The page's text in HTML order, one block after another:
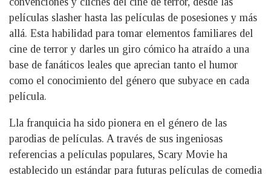
películas slasher hasta las películas de posesiones y más
allá. Esta habilidad para tomar elementos familiares del
cine de terror y darles un giro cómico ha atraído a una
base de fanáticos leales que aprecian tanto el humor
como el conocimiento del género que subyace en cada
película.
Lla franquicia ha sido pionera en el género de las
parodias de películas. A través de sus ingeniosas
referencias a películas populares, Scary Movie ha
establecido un estándar para futuras películas de comedia